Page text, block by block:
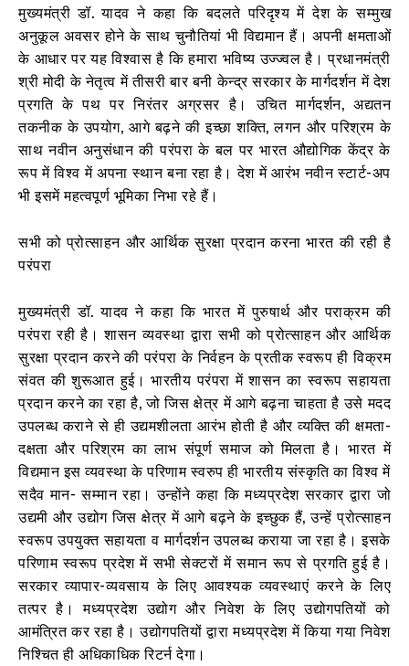
मुख्यमंत्री डॉ. यादव ने कहा कि बदलते परिदृश्य में देश के सम्मुख
अनुकूल अवसर होने के साथ चुनौतियां भी विद्यमान हैं। अपनी क्षमताओं
के आधार पर यह विश्वास है कि हमारा भविष्य उज्ज्वल है। प्रधानमंत्री
श्री मोदी के नेतृत्व में तीसरी बार बनी केन्द्र सरकार के मार्गदर्शन में देश
प्रगति के पथ पर निरंतर अग्रसर है। उचित मार्गदर्शन, अद्यतन
तकनीक के उपयोग, आगे बढ़ने की इच्छा शक्ति, लगन और परिश्रम के
साथ नवीन अनुसंधान की परंपरा के बल पर भारत औद्योगिक केंद्र के
रूप में विश्व में अपना स्थान बना रहा है। देश में आरंभ नवीन स्टार्ट-अप
भी इसमें महत्वपूर्ण भूमिका निभा रहे हैं।
सभी को प्रोत्साहन और आर्थिक सुरक्षा प्रदान करना भारत की रही है
परंपरा
मुख्यमंत्री डॉ. यादव ने कहा कि भारत में पुरुषार्थ और पराक्रम की
परंपरा रही है। शासन व्यवस्था द्वारा सभी को प्रोत्साहन और आर्थिक
सुरक्षा प्रदान करने की परंपरा के निर्वहन के प्रतीक स्वरूप ही विक्रम
संवत की शुरूआत हुई। भारतीय परंपरा में शासन का स्वरूप सहायता
प्रदान करने का रहा है, जो जिस क्षेत्र में आगे बढ़ना चाहता है उसे मदद
उपलब्ध कराने से ही उद्यमशीलता आरंभ होती है और व्यक्ति की क्षमता-
दक्षता और परिश्रम का लाभ संपूर्ण समाज को मिलता है। भारत में
विद्यमान इस व्यवस्था के परिणाम स्वरुप ही भारतीय संस्कृति का विश्व में
सदैव मान- सम्मान रहा। उन्होंने कहा कि मध्यप्रदेश सरकार द्वारा जो
उद्यमी और उद्योग जिस क्षेत्र में आगे बढ़ने के इच्छुक हैं, उन्हें प्रोत्साहन
स्वरूप उपयुक्त सहायता व मार्गदर्शन उपलब्ध कराया जा रहा है। इसके
परिणाम स्वरूप प्रदेश में सभी सेक्टरों में समान रूप से प्रगति हुई है।
सरकार व्यापार-व्यवसाय के लिए आवश्यक व्यवस्थाएं करने के लिए
तत्पर है। मध्यप्रदेश उद्योग और निवेश के लिए उद्योगपतियों को
आमंत्रित कर रहा है। उद्योगपतियों द्वारा मध्यप्रदेश में किया गया निवेश
निश्चित ही अधिकाधिक रिटर्न देगा।